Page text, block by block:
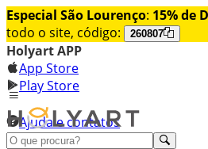
Especial São Lourenço: 15% de
todo o site, código:
260807
Holyart APP
App Store
Play Store
Ajuda e contatos
Conheça premium